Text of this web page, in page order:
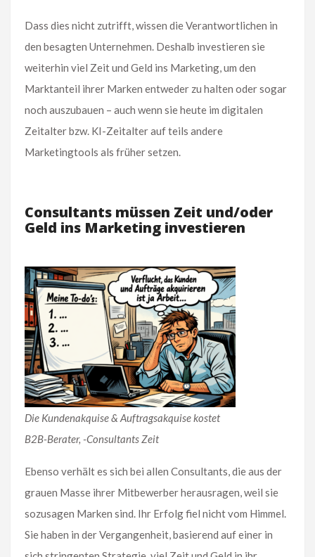
Dass dies nicht zutrifft, wissen die Verantwortlichen in
den besagten Unternehmen. Deshalb investieren sie
weiterhin viel Zeit und Geld ins Marketing, um den
Marktanteil ihrer Marken entweder zu halten oder sogar
noch auszubauen – auch wenn sie heute im digitalen
Zeitalter bzw. KI-Zeitalter auf teils andere
Marketingtools als früher setzen.
Consultants müssen Zeit und/oder
Geld ins Marketing investieren
Die Kundenakquise & Auftragsakquise kostet
B2B-Berater, -Consultants Zeit
Ebenso verhält es sich bei allen Consultants, die aus der
grauen Masse ihrer Mitbewerber herausragen, weil sie
sozusagen Marken sind. Ihr Erfolg fiel nicht vom Himmel.
Sie haben in der Vergangenheit, basierend auf einer in